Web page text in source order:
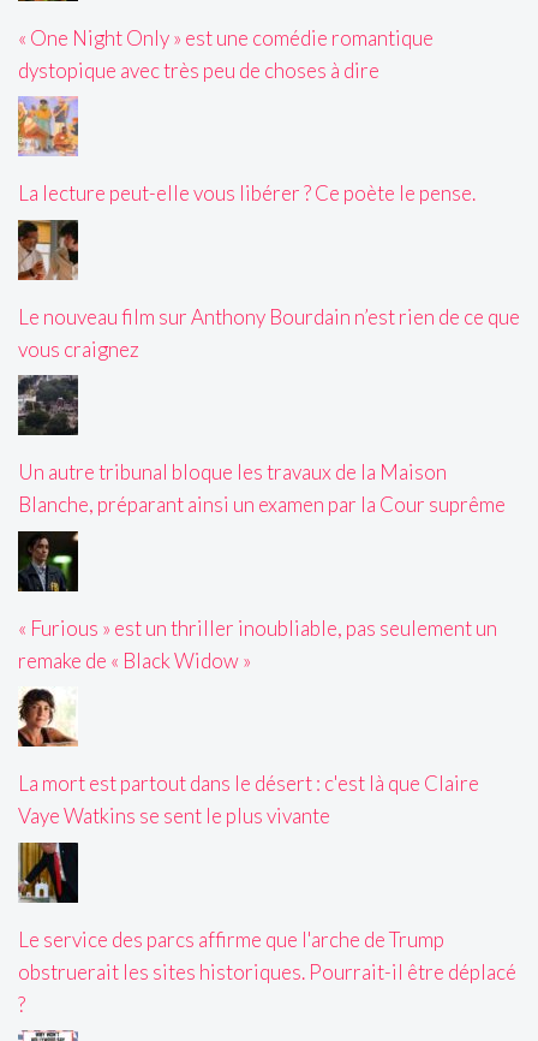
« One Night Only » est une comédie romantique
dystopique avec très peu de choses à dire
La lecture peut-elle vous libérer ? Ce poète le pense.
Le nouveau film sur Anthony Bourdain n’est rien de ce que
vous craignez
Un autre tribunal bloque les travaux de la Maison
Blanche, préparant ainsi un examen par la Cour suprême
« Furious » est un thriller inoubliable, pas seulement un
remake de « Black Widow »
La mort est partout dans le désert : c'est là que Claire
Vaye Watkins se sent le plus vivante
Le service des parcs affirme que l'arche de Trump
obstruerait les sites historiques. Pourrait-il être déplacé
?